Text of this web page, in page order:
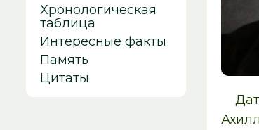
Хронологическая
таблица
Интересные факты
Память
Цитаты